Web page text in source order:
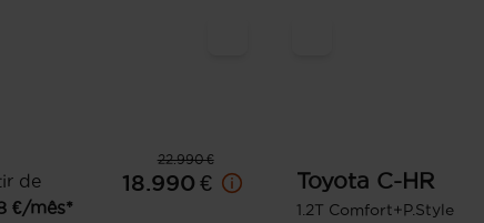
22.990 €
de
€/mês*
18.990 € Toyota C-HR
1.2T Comfort+P.Style